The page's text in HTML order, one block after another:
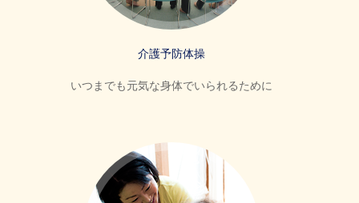
介護予防体操
いつまでも元気な身体でいられるために